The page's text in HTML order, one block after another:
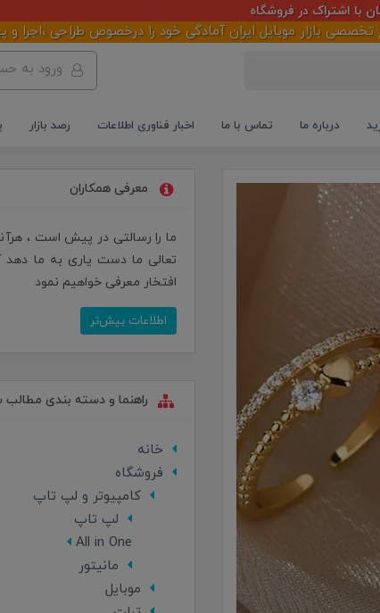
با اشتراک در فروشگاه
ایران آمادگی خود را درخصوص طراحی ،اجرا و
ورود به
درباره ما تماس با ما اخبار فناوری اطلاعات رصد بازار
معرفی همکاران
ما را رسالتی در پیش است ،
تعالی ما دست یاری به ما دهد
افتخار معرفی خواهیم نمود
اطلاعات بیش‌تر
راهنما و دسته بندی
خانه
فروشگاه
کامپیوتر و لپ تاپ
لپ تاپ
All in One
مانیتور
موبایل